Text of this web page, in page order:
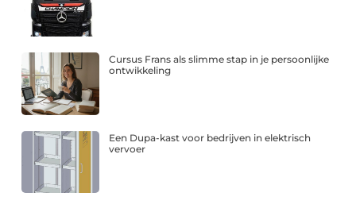
Cursus Frans als slimme stap in je persoonlijke
ontwikkeling
Een Dupa-kast voor bedrijven in elektrisch
vervoer